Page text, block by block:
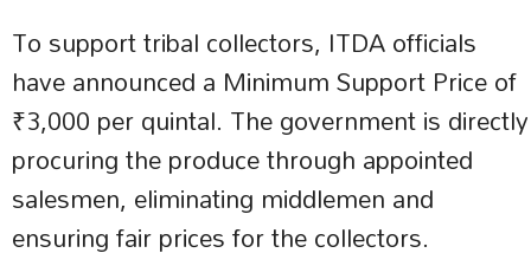
To support tribal collectors, ITDA officials
have announced a Minimum Support Price of
₹3,000 per quintal. The government is directly
procuring the produce through appointed
salesmen, eliminating middlemen and
ensuring fair prices for the collectors.